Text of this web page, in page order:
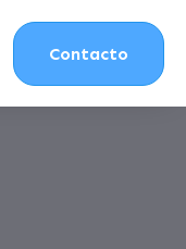
Contacto